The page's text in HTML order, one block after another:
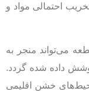
احتمالی مواد و
می‌تواند منجر به
داده شده گردد.
خشن اقلیمی